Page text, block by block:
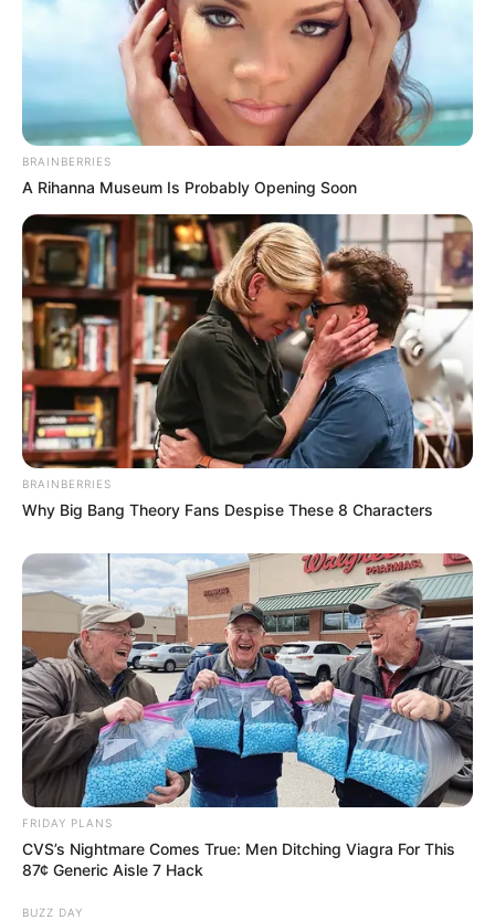
BRAINBERRIES
A Rihanna Museum Is Probably Opening Soon
BRAINBERRIES
Why Big Bang Theory Fans Despise These 8 Characters
FRIDAY PLANS
CVS’s Nightmare Comes True: Men Ditching Viagra For This
87¢ Generic Aisle 7 Hack
BUZZ DAY